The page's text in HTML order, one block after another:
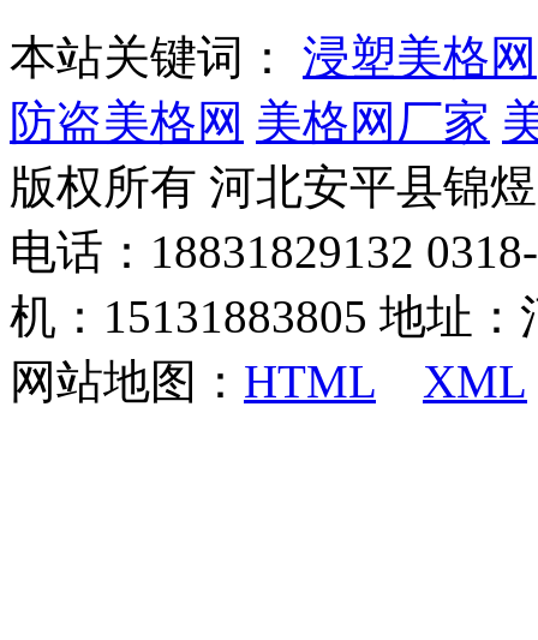
本站关键词： 浸塑美格网
防盗美格网 美格网厂家
版权所有 河北安平县锦
电话：18831829132
机：15131883805 地址
网站地图： HTML XML